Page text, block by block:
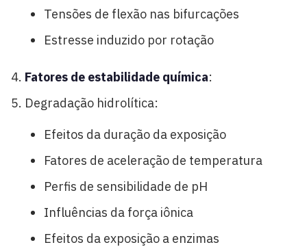
Tensões de flexão nas bifurcações
Estresse induzido por rotação
Fatores de estabilidade química:
Degradação hidrolítica:
Efeitos da duração da exposição
Fatores de aceleração de temperatura
Perfis de sensibilidade de pH
Influências da força iônica
Efeitos da exposição a enzimas